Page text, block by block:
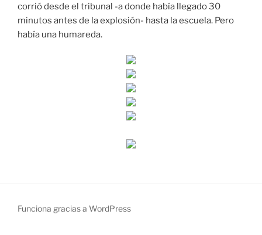
corrió desde el tribunal -a donde había llegado 30
minutos antes de la explosión- hasta la escuela. Pero
había una humareda.
Funciona gracias a WordPress